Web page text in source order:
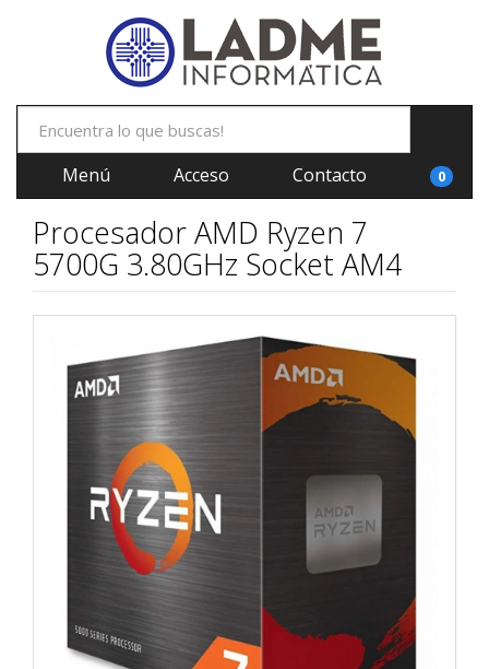
Menú Acceso Contacto 0
Procesador AMD Ryzen 7
5700G 3.80GHz Socket AM4